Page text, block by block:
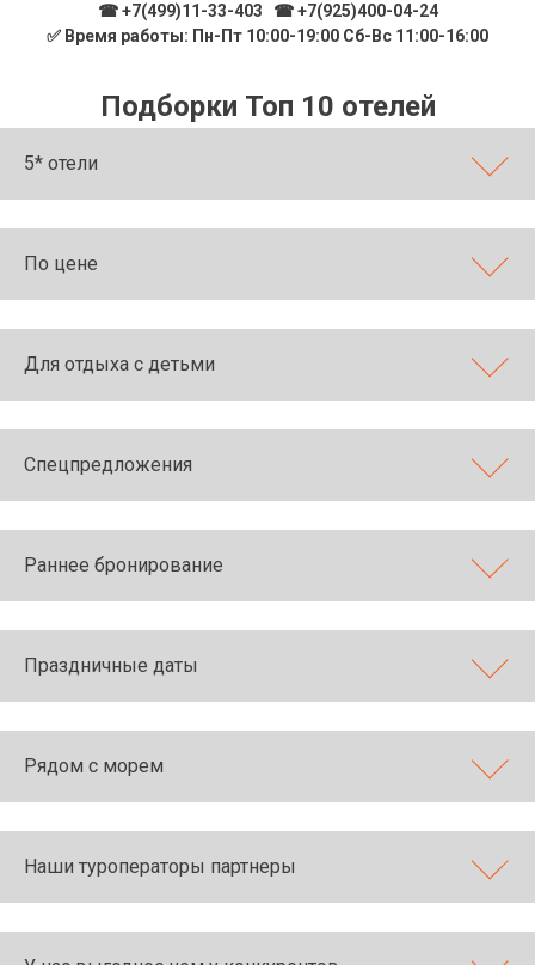
☎ +7(499)11-33-403
☎ +7(925)400-04-24
✅ Время работы: Пн-Пт 10:00-19:00 Сб-Вс 11:00-16:00
Подборки Топ 10 отелей
5* отели
По цене
Для отдыха с детьми
Спецпредложения
Раннее бронирование
Праздничные даты
Рядом с морем
Наши туроператоры партнеры